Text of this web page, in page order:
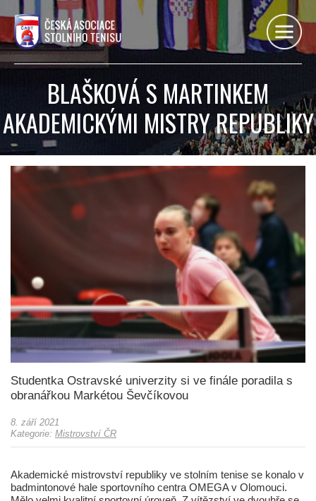
BLAŠKOVÁ S MARTINKEM
AKADEMICKÝMI MISTRY REPUBLIKY
Studentka Ostravské univerzity si ve finále poradila s
obranářkou Markétou Ševčíkovou
8. září 2021
Kategorie: Mistrovství ČR
Akademické mistrovství republiky ve stolním tenise se konalo v
badmintonové hale sportovního centra OMEGA v Olomouci.